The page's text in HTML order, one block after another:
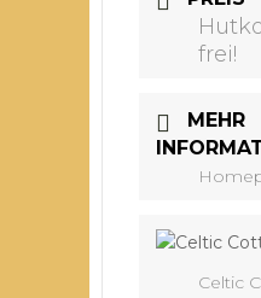
frei!
MEHR
Celtic